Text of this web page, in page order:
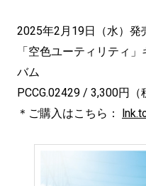
2025年2月19日（水）発
「空色ユーティリティ
バム
PCCG.02429 / 3,300円（
＊ご購入はこちら：